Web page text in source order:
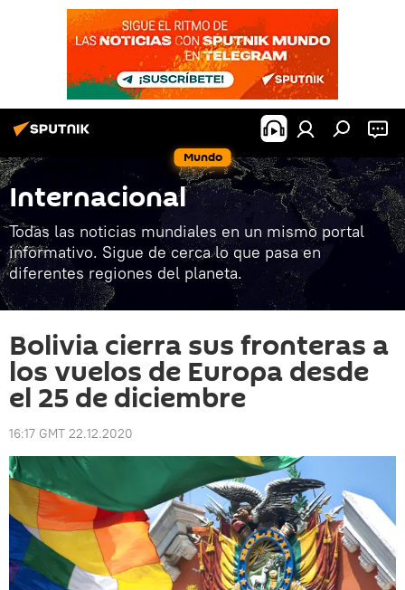
Mundo
Internacional
Todas las noticias mundiales en un mismo portal
informativo. Sigue de cerca lo que pasa en
diferentes regiones del planeta.
Bolivia cierra sus fronteras a
los vuelos de Europa desde
el 25 de diciembre
16:17 GMT 22.12.2020